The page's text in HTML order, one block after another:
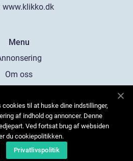
www.klikko.dk
Menu
Om oss
oss
Sitemap
cookies til at huske dine indstillinger,
af indhold og annoncer. Denne
Ved fortsat brug af websiden
du cookiepolitikken.
Privatlivspolitik